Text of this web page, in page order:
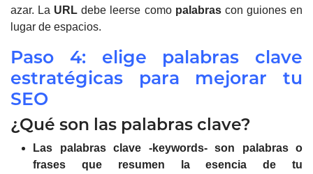
azar. La URL debe leerse como palabrascon guiones en
lugar de espacios.
Paso 4: elige palabras clave
estratégicas para mejorar tu
SEO
¿Qué son las palabras clave?
Las palabras clave -keywords- son palabras o
frases que resumen la esencia de tu